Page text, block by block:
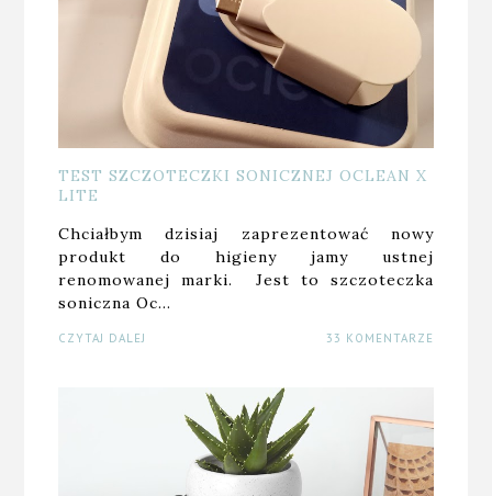
TEST SZCZOTECZKI SONICZNEJ OCLEAN X
LITE
Chciałbym dzisiaj zaprezentować nowy
produkt do higieny jamy ustnej
renomowanej marki. Jest to szczoteczka
soniczna Oc…
CZYTAJ DALEJ 33 KOMENTARZE